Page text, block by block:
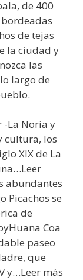
de 400
de tejas
la ciudad y
las
largo de
-La Noria y
cultura, los
XIX de La
abundantes
Picachos se
de
Coa
paseo
que
y…Leer más